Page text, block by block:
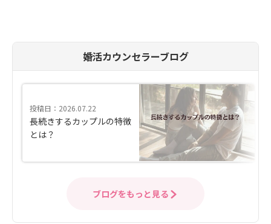
婚活カウンセラーブログ
投稿日：2026.07.22
長続きするカップルの特徴
とは？
ブログをもっと見る